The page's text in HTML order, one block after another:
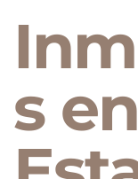
s en